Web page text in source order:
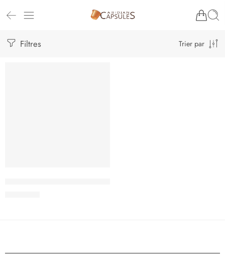
Filtres Trier par